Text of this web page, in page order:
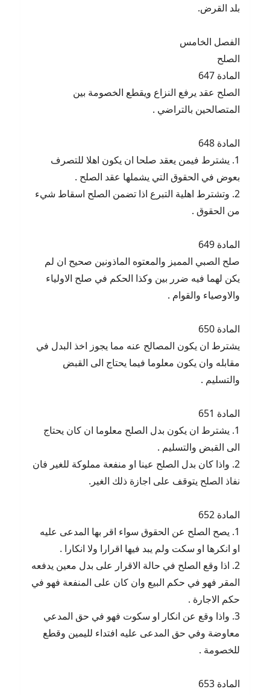
بلد القرض.
الفصل الخامس
الصلح
المادة 647
الصلح عقد يرفع النزاع ويقطع الخصومة بين
المتصالحين بالتراضي .
المادة 648
1. يشترط فيمن يعقد صلحا ان يكون اهلا للتصرف
بعوض في الحقوق التي يشملها عقد الصلح .
2. وتشترط اهلية التبرع اذا تضمن الصلح اسقاط شيء
من الحقوق .
المادة 649
صلح الصبي المميز والمعتوه الماذونين صحيح ان لم
يكن لهما فيه ضرر بين وكذا الحكم في صلح الاولياء
والاوصياء والقوام .
المادة 650
يشترط ان يكون المصالح عنه مما يجوز اخذ البدل في
مقابله وان يكون معلوما فيما يحتاج الى القبض
والتسليم .
المادة 651
1. يشترط ان يكون بدل الصلح معلوما ان كان يحتاج
الى القبض والتسليم .
2. واذا كان بدل الصلح عينا او منفعة مملوكة للغير فان
نفاذ الصلح يتوقف على اجازة ذلك الغير.
المادة 652
1. يصح الصلح عن الحقوق سواء اقر بها المدعى عليه
او انكرها او سكت ولم يبد فيها اقرارا ولا انكارا .
2. اذا وقع الصلح في حالة الاقرار على بدل معين يدفعه
المقر فهو في حكم البيع وان كان على المنفعة فهو في
حكم الاجارة .
3. واذا وقع عن انكار او سكوت فهو في حق المدعي
معاوضة وفي حق المدعى عليه افتداء لليمين وقطع
للخصومة .
المادة 653